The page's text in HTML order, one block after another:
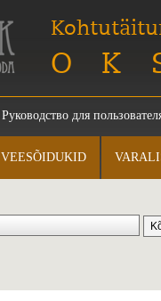
Руководство для
VEESÕIDUKID